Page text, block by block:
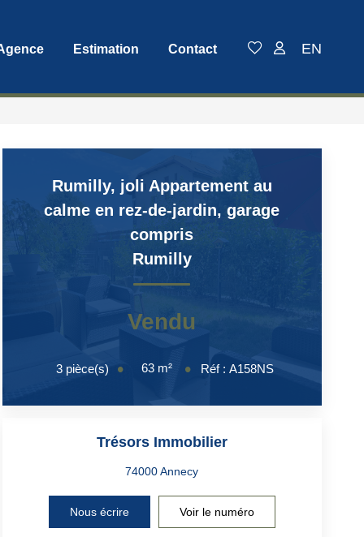
Estimation Contact EN
Rumilly, joli Appartement au
calme en rez-de-jardin, garage
compris
Rumilly
Vendu
3 pièce(s) 63 m² Réf :A158NS
Trésors Immobilier
Nous écrire Voir le numéro